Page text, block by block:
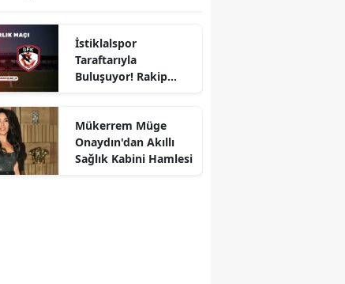
İstiklalspor
Taraftarıyla
Buluşuyor! Rakip
Mükerrem Müge
Onaydın'dan Akıllı
Sağlık Kabini Hamlesi